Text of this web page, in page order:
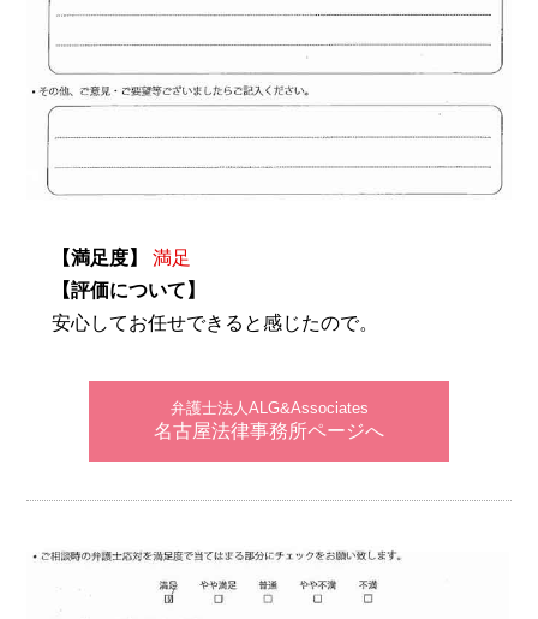
【満足度】
満足
【評価について】
安心してお任せできると感じたので。
弁護士法人ALG&Associates
名古屋法律事務所ページへ